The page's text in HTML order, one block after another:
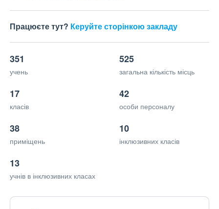
Працюєте тут? Керуйте сторінкою закладу
351
учень
525
загальна кількість місць
17
класів
42
особи персоналу
38
приміщень
10
інклюзивних класів
13
учнів в інклюзивних класах